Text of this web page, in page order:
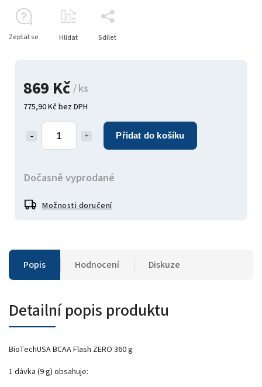
869 Kč / ks
775,90 Kč bez DPH
Přidat do košíku
Dočasně vyprodané
Možnosti doručení
Zeptat se Hlídat Sdílet
Popis Hodnocení Diskuze
Detailní popis produktu
BioTechUSA BCAA Flash ZERO 360 g
1 dávka (9 g) obsahuje: